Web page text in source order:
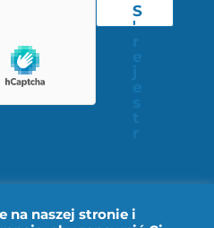
S
'
na naszej stronie i